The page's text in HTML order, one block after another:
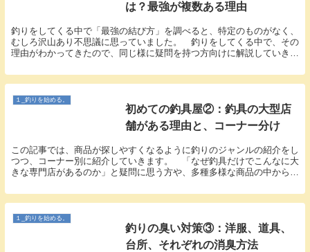
は？最強が複数ある理由
釣りをしてくる中で「最強の結び方」を調べると、特定のものがなく、
むしろ沢山あり不思議に思っていました。 釣りをしてくる中で、その
理由がわかってきたので、同じ様に疑問を持つ方向けに解説していきま
１_釣りを始める。
初めての釣具屋②：釣具の大型店
舗がある理由と、コーナー分け
この記事では、商品が探しやすくなるように釣りのジャンルの紹介をし
つつ、コーナー別に紹介していきます。 「なぜ釣具だけでこんなに大
きな専門店があるのか」と疑問に思う方や、多種多様な商品の中から
１_釣りを始める。
釣りの臭い対策③：洋服、道具、
台所、それぞれの消臭方法